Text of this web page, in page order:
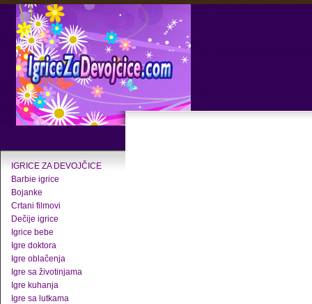
IGRICE ZA DEVOJČICE
Barbie igrice
Bojanke
Crtani filmovi
Dečije igrice
Igrice bebe
Igre doktora
Igre oblačenja
Igre sa životinjama
Igre kuhanja
Igre sa lutkama